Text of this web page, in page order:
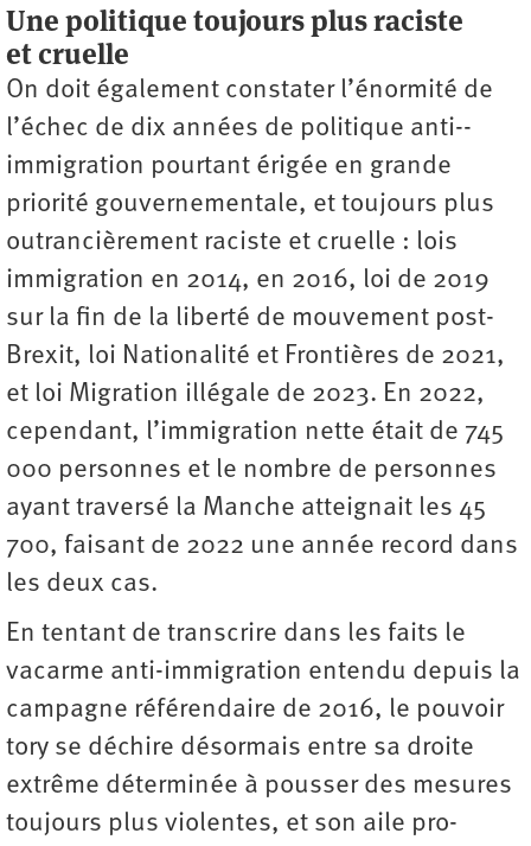
Une politique toujours plus raciste
et cruelle
On doit également constater l’énormité de
l’échec de dix années de politique anti-­
immigration pourtant érigée en grande
priorité gouvernementale, et toujours plus
outrancièrement raciste et cruelle : lois
immigration en 2014, en 2016, loi de 2019
sur la fin de la liberté de mouvement post-
Brexit, loi Nationalité et Frontières de 2021,
et loi Migration illégale de 2023. En 2022,
cependant, l’immigration nette était de 745
000 personnes et le nombre de personnes
ayant traversé la Manche atteignait les 45
700, faisant de 2022 une année record dans
les deux cas.
En tentant de transcrire dans les faits le
vacarme anti-immigration entendu depuis la
campagne référendaire de 2016, le pouvoir
tory se déchire désormais entre sa droite
extrême déterminée à pousser des mesures
toujours plus violentes, et son aile pro-